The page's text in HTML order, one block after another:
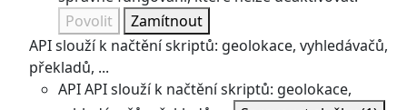
Povolit
Zamítnout
API slouží k načtění skriptů: geolokace, vyhledávačů,
překladů, ...
APIAPI slouží k načtění skriptů: geolokace,